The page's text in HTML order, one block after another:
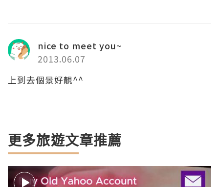
nice to meet you~
2013.06.07
上到去個景好靚^^
更多旅遊文章推薦